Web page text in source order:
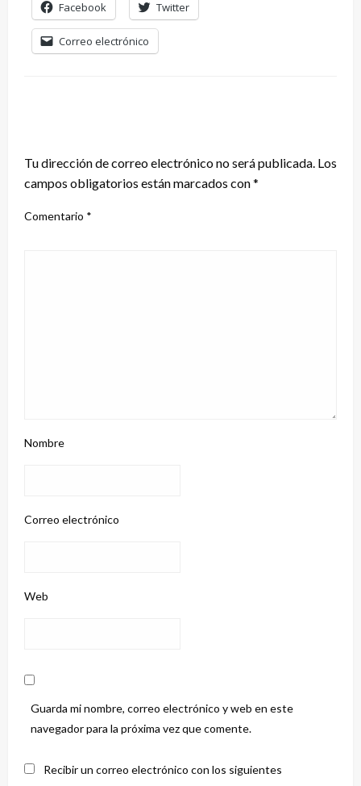
Facebook Twitter
Correo electrónico
Tu dirección de correo electrónico no será publicada. Los
campos obligatorios están marcados con*
Comentario *
Nombre
Correo electrónico
Web
Guarda mi nombre, correo electrónico y web en este
navegador para la próxima vez que comente.
Recibir un correo electrónico con los siguientes